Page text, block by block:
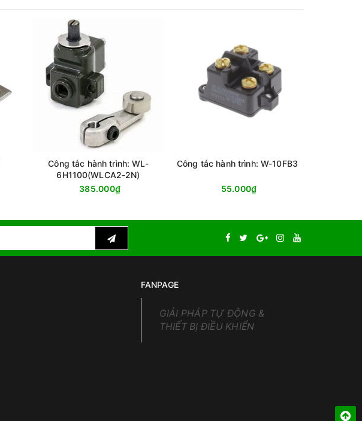
Công tắc hành trình: WL-
6H1100(WLCA2-2N)
385.000₫
Công tắc hành trình: W-10FB3
55.000₫
FANPAGE
GIẢI PHÁP TỰ ĐỘNG &
THIẾT BỊ ĐIỀU KHIỂN